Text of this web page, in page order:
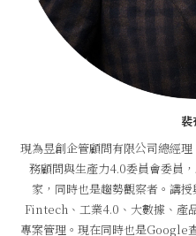
裴
現為昱創企管顧問有限公司總經
務顧問與生產力4.0委員會委員
家，同時也是趨勢觀察者。講
Fintech、工業4.0、大數據、產
專案管理。現在同時也是Google